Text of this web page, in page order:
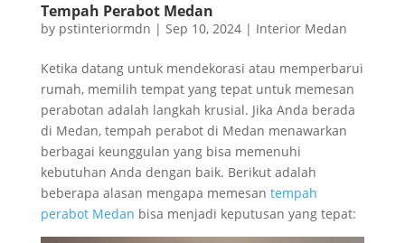
Tempah Perabot Medan
by pstinteriormdn | Sep 10, 2024| Interior Medan
Ketika datang untuk mendekorasi atau memperbarui
rumah, memilih tempat yang tepat untuk memesan
perabotan adalah langkah krusial. Jika Anda berada
di Medan, tempah perabot di Medan menawarkan
berbagai keunggulan yang bisa memenuhi
kebutuhan Anda dengan baik. Berikut adalah
beberapa alasan mengapa memesan tempah
perabot Medan bisa menjadi keputusan yang tepat: